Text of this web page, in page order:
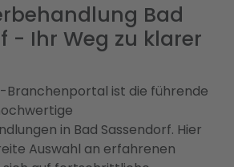
Bad
- Ihr Weg zu klarer
Branchenportal ist die führende
in Bad Sassendorf. Hier
Auswahl an erfahrenen